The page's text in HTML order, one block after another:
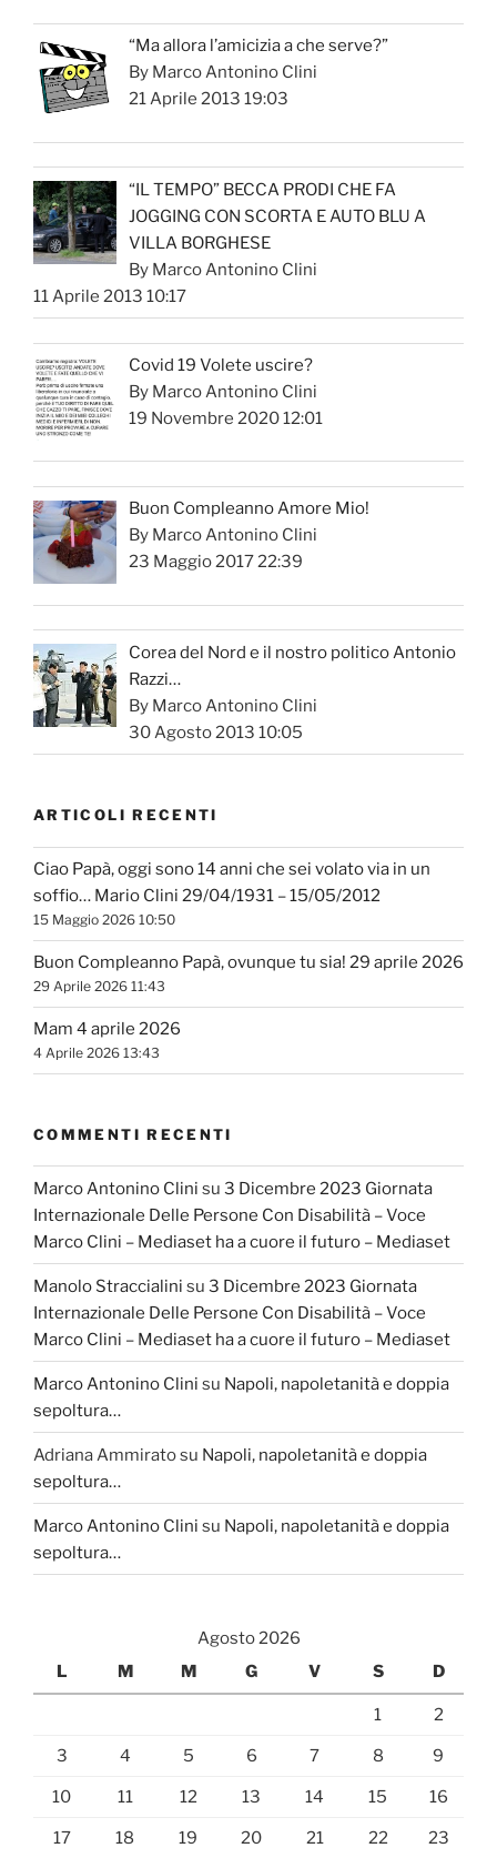
“Ma allora l’amicizia a che serve?”
By Marco Antonino Clini
21 Aprile 2013 19:03
“IL TEMPO” BECCA PRODI CHE FA
JOGGING CON SCORTA E AUTO BLU A
VILLA BORGHESE
By Marco Antonino Clini
11 Aprile 2013 10:17
Covid 19 Volete uscire?
By Marco Antonino Clini
19 Novembre 2020 12:01
Buon Compleanno Amore Mio!
By Marco Antonino Clini
23 Maggio 2017 22:39
Corea del Nord e il nostro politico Antonio
Razzi…
By Marco Antonino Clini
30 Agosto 2013 10:05
ARTICOLI RECENTI
Ciao Papà, oggi sono 14 anni che sei volato via in un
soffio… Mario Clini 29/04/1931 – 15/05/2012
15 Maggio 2026 10:50
Buon Compleanno Papà, ovunque tu sia! 29 aprile 2026
29 Aprile 2026 11:43
Mam 4 aprile 2026
4 Aprile 2026 13:43
COMMENTI RECENTI
Marco Antonino Clini su 3 Dicembre 2023 Giornata
Internazionale Delle Persone Con Disabilità – Voce
Marco Clini – Mediaset ha a cuore il futuro – Mediaset
Manolo Straccialini su 3 Dicembre 2023 Giornata
Internazionale Delle Persone Con Disabilità – Voce
Marco Clini – Mediaset ha a cuore il futuro – Mediaset
Marco Antonino Clini su Napoli, napoletanità e doppia
sepoltura…
Adriana Ammiratosu Napoli, napoletanità e doppia
sepoltura…
Marco Antonino Clini su Napoli, napoletanità e doppia
sepoltura…
Agosto 2026
L
M M G V S D
1 2
3 4 5 6 7 8 9
10 11 12 13 14 15 16
17 18 19 20 21 22 23